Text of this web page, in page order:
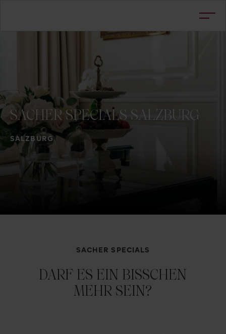
SALZBURG
SACHER SPECIALS SALZBURG
SACHER SPECIALS
DARF ES EIN BISSCHEN
MEHR SEIN?